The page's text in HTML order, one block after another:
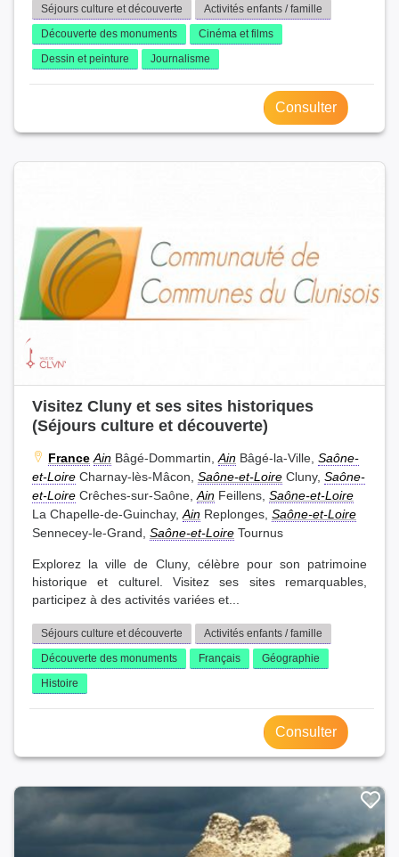
Séjours culture et découverte
Activités enfants / famille
Découverte des monuments
Cinéma et films
Dessin et peinture
Journalisme
Consulter
Visitez Cluny et ses sites historiques
(Séjours culture et découverte)
France Ain Bâgé-Dommartin, Ain Bâgé-la-Ville, Saône-
et-Loire Charnay-lès-Mâcon, Saône-et-Loire Cluny, Saône-
et-Loire Crêches-sur-Saône, Ain Feillens, Saône-et-Loire
La Chapelle-de-Guinchay, Ain Replonges, Saône-et-Loire
Sennecey-le-Grand, Saône-et-Loire Tournus
Explorez la ville de Cluny, célèbre pour son patrimoine
historique et culturel. Visitez ses sites remarquables,
participez à des activités variées et...
Séjours culture et découverte
Activités enfants / famille
Découverte des monuments
Français
Géographie
Histoire
Consulter